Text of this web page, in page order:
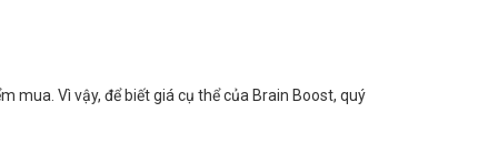
mua. Vì vậy, để biết giá cụ thể của Brain Boost, quý